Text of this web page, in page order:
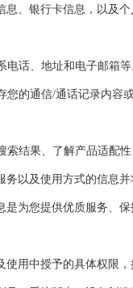
息、银行卡信息，以及
电话、地址和电子邮箱
您的通信/通话记录内容
索结果、了解产品适配
务以及使用方式的信息
是为您提供优质服务、
使用中授予的具体权限